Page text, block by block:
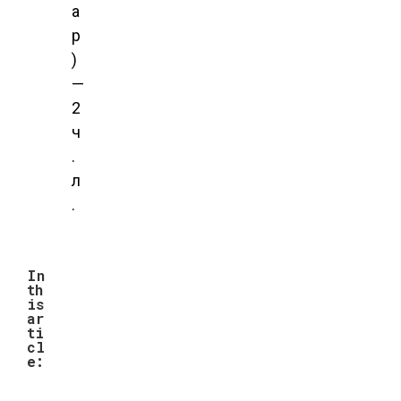
а
р
)
—
2
ч
.
л
.
In
th
is
ar
ti
cl
e: